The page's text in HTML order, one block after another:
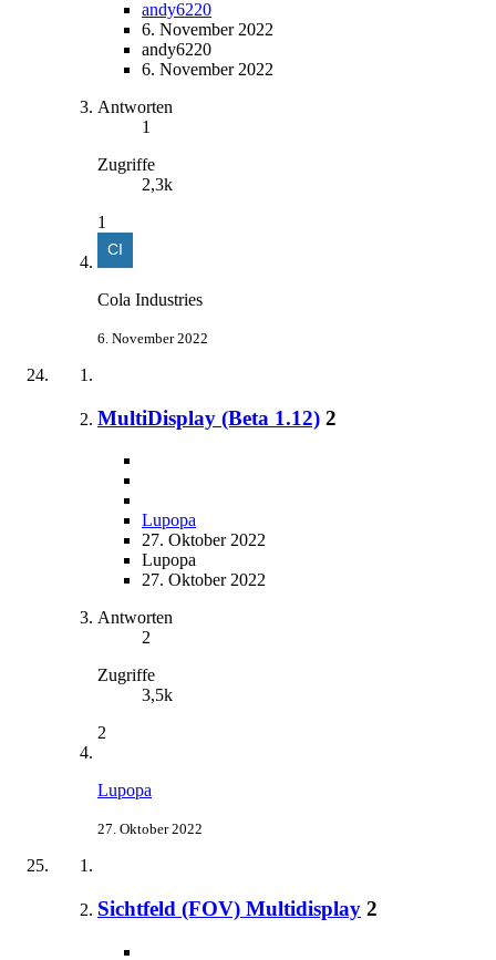
andy6220
6. November 2022
andy6220
6. November 2022
Antworten
1
Zugriffe
2,3k
1
Cola Industries
6. November 2022
MultiDisplay (Beta 1.12) 2
Lupopa
27. Oktober 2022
Lupopa
27. Oktober 2022
Antworten
2
Zugriffe
3,5k
2
Lupopa
27. Oktober 2022
Sichtfeld (FOV) Multidisplay 2